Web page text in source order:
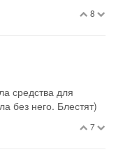
8
средства для
без него. Блестят)
7